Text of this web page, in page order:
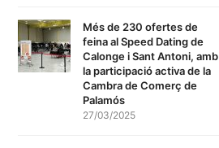
Més de 230 ofertes de
feina al Speed Dating de
Calonge i Sant Antoni, amb
la participació activa de la
Cambra de Comerç de
Palamós
27/03/2025